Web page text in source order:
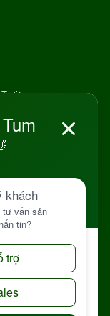
Măng Đen Tỉnh